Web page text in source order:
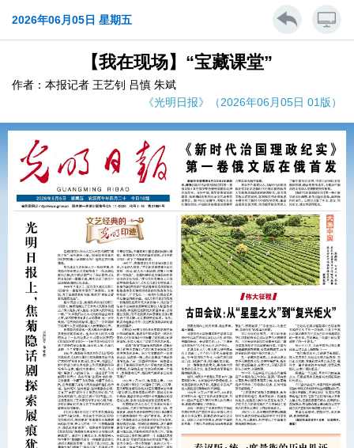
2026年06月05日 星期五
【我在现场】“宝藏课堂”
作者：本报记者 王艺钊 吕慎 朱斌
《光明日报》（2026年06月05日 01版）